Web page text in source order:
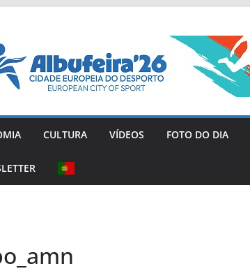
CULTURA VÍDEOS FOTO DO DIA